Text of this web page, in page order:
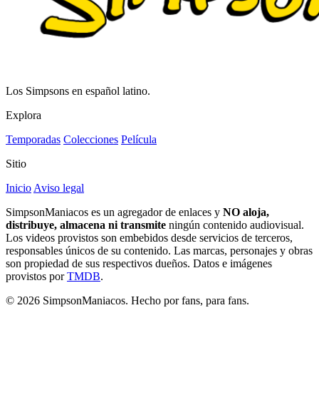
Los Simpsons en español latino.
Explora
Temporadas Colecciones Película
Sitio
Inicio Aviso legal
SimpsonManiacos es un agregador de enlaces y NO aloja,
distribuye, almacena ni transmite ningún contenido audiovisual.
Los videos provistos son embebidos desde servicios de terceros,
responsables únicos de su contenido. Las marcas, personajes y obras
son propiedad de sus respectivos dueños. Datos e imágenes
provistos porTMDB.
© 2026 SimpsonManiacos. Hecho por fans, para fans.